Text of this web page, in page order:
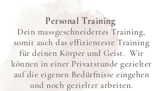
Personal Training
Dein massgeschneidertes Training,
somit auch das effizienteste Training
für deinen Körper und Geist. Wir
können in einer Privatstunde gezielter
auf die eigenen Bedürfnisse eingehen
und noch gezielter arbeiten.